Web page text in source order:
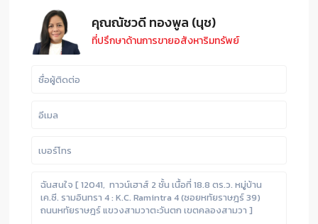
คุณณัชวดี ทองพูล (นุช)
ที่ปรึกษาด้านการขายอสังหาริมทรัพย์